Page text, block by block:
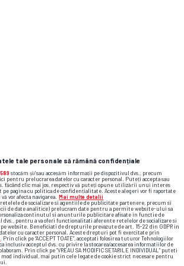
tale personale să rămână confidențiale
589 stocăm și/sau accesăm informații pe dispozitivul dvs., precum
pentru prelucrarea datelor cu caracter personal. Puteți accepta sau
făcând clic mai jos, respectiv vă puteți opune utilizării unui interes
pagina cu politica de confidențialitate. Aceste alegeri vor fi raportate
vor afecta navigarea. Mai multe detalii
de socializare si agentiile de publicitate partenere, precum si
de date analitice) prelucram date pentru a permite website-ului sa
continutul si anunturile publicitare afisate in functie de
pentru a va oferi functionalitati aferente retelelor de socializare si
website. Beneficiati de drepturile prevazute de art. 15-22 din GDPR in
cu caracter personal. Aceste drepturi pot fi exercitate prin
. Prin click pe “ACCEPT TOATE”, acceptati folosirea tuturor Tehnologiilor
inclusiv acceptul dvs. cu privire la stocarea/accesarea informatiilor de
Prin click pe “VREAU SA MODIFIC SETARILE INDIVIDUAL” puteti
individual, mai putin cele legate de cookie strict necesare pentru